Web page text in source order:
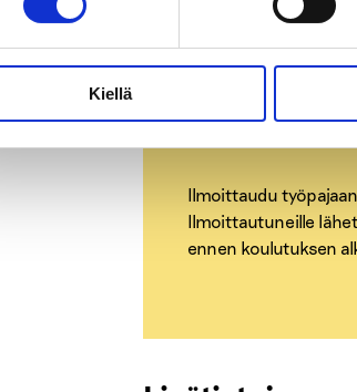
Kiellä
Ilmoittaudu
Ilmoittautuneille
ennen koulutuksen